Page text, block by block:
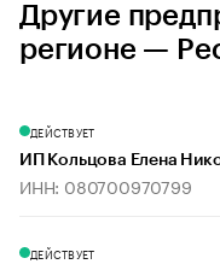
Другие
регионе —
ДЕЙСТВУЕТ
ИП Кольцова Елена
ИНН: 080700970799
ДЕЙСТВУЕТ